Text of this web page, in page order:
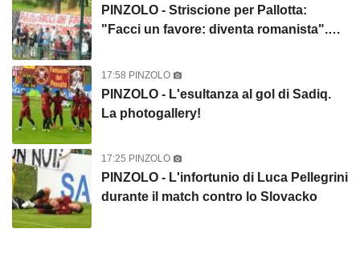
PINZOLO - Striscione per Pallotta:
"Facci un favore: diventa romanista".
17:58 PINZOLO
PINZOLO - L'esultanza al gol di Sadiq.
La photogallery!
17:25 PINZOLO
PINZOLO - L'infortunio di Luca Pellegrini
durante il match contro lo Slovacko